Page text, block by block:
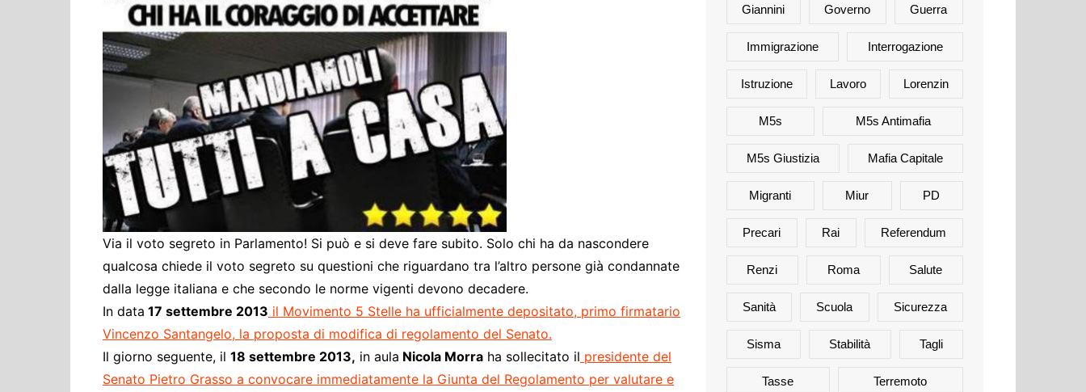
Lavoro
Rifiuti
Via il voto segreto in Parlamento! Si può e si deve fare subito. Solo chi ha da nascondere
qualcosa chiede il voto segreto su questioni che riguardano tra l’altro persone già condannate
dalla legge italiana e che secondo le norme vigenti devono decadere.
In data 17 settembre 2013 il Movimento 5 Stelle ha ufficialmente depositato, primo firmatario
Vincenzo Santangelo, la proposta di modifica di regolamento del Senato.
Il giorno seguente, il 18 settembre 2013, in aula Nicola Morra ha sollecitato il presidente del
Senato Pietro Grasso a convocare immediatamente la Giunta del Regolamento per valutare e
Giannini Governo Guerra
Immigrazione Interrogazione
Istruzione Lavoro Lorenzin
M5s M5s Antimafia
M5s Giustizia Mafia Capitale
Migranti Miur PD
Precari Rai Referendum
Renzi Roma Salute
Sanità Scuola Sicurezza
Sisma Stabilità Tagli
Tasse Terremoto